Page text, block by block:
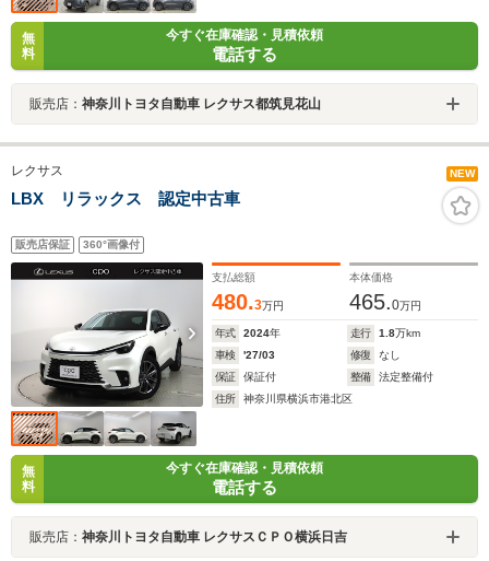
無
料
今すぐ在庫確認・見積依頼
電話する
販売店： 神奈川トヨタ自動車 レクサス都筑見花山
レクサス NEW
LBX リラックス 認定中古車
販売店保証 360°画像付
支払総額
480.3万円
本体価格
465.0万円
年式 2024年 走行 1.8万km
車検
'27/03 修復
なし
保証
保証付 整備
法定整備付
住所
神奈川県横浜市港北区
無
料
今すぐ在庫確認・見積依頼
電話する
販売店： 神奈川トヨタ自動車 レクサスＣＰＯ横浜日吉